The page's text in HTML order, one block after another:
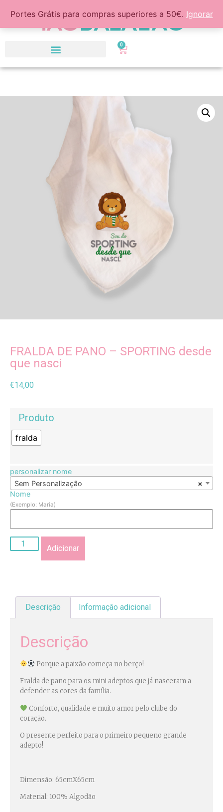
Portes Grátis para compras superiores a 50€. Ignorar
0
FRALDA DE PANO – SPORTING desde
que nasci
€14,00
Produto
fralda
personalizar nome
×
Sem Personalização
Nome
(Exemplo: Maria)
Adicionar
Descrição Informação adicional
Descrição
Porque a paixão começa no berço!
Fralda de pano para os mini adeptos que já nasceram a
defender as cores da família.
Conforto, qualidade e muito amor pelo clube do
coração.
O presente perfeito para o primeiro pequeno grande
adepto!
Dimensão: 65cmX65cm
Material: 100% Algodão